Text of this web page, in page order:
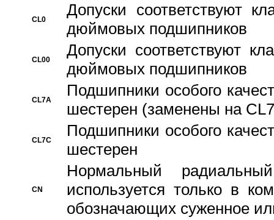
CL0
Допуски соответствуют
дюймовых подшипников
CL00
Допуски соответствуют
дюймовых подшипников
CL7A
Подшипники особого
шестерен (заменены на
CL7C
Подшипники особого
шестерен
CN
Hормальный
используется только в
обозначающих суженное